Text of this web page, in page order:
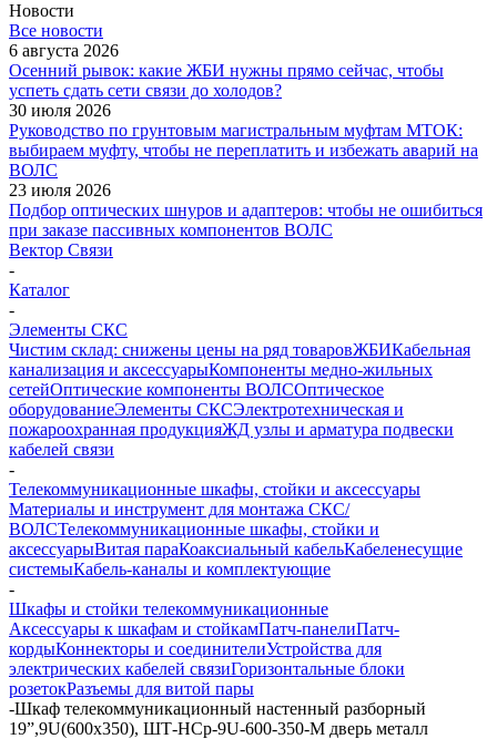
Новости
Все новости
6 августа 2026
Осенний рывок: какие ЖБИ нужны прямо сейчас, чтобы
успеть сдать сети связи до холодов?
30 июля 2026
Руководство по грунтовым магистральным муфтам МТОК:
выбираем муфту, чтобы не переплатить и избежать аварий на
ВОЛС
23 июля 2026
Подбор оптических шнуров и адаптеров: чтобы не ошибиться
при заказе пассивных компонентов ВОЛС
Вектор Связи
-
Каталог
-
Элементы СКС
Чистим склад: снижены цены на ряд товаровЖБИКабельная
канализация и аксессуарыКомпоненты медно-жильных
сетейОптические компоненты ВОЛСОптическое
оборудованиеЭлементы СКСЭлектротехническая и
пожароохранная продукцияЖД узлы и арматура подвески
кабелей связи
-
Телекоммуникационные шкафы, стойки и аксессуары
Материалы и инструмент для монтажа СКС/
ВОЛСТелекоммуникационные шкафы, стойки и
аксессуарыВитая параКоаксиальный кабельКабеленесущие
системыКабель-каналы и комплектующие
-
Шкафы и стойки телекоммуникационные
Аксессуары к шкафам и стойкамПатч-панелиПатч-
кордыКоннекторы и соединителиУстройства для
электрических кабелей связиГоризонтальные блоки
розетокРазъемы для витой пары
-Шкаф телекоммуникационный настенный разборный
19”,9U(600x350), ШТ-НСр-9U-600-350-М дверь металл